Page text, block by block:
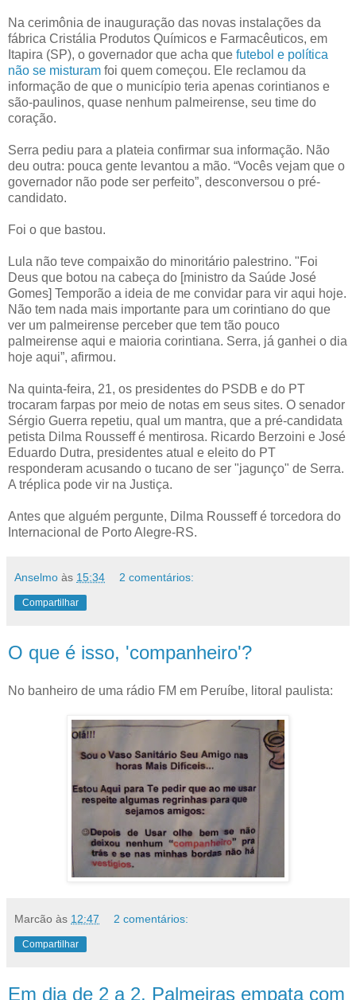
Na cerimônia de inauguração das novas instalações da
fábrica Cristália Produtos Químicos e Farmacêuticos, em
Itapira (SP), o governador que acha que futebol e política
não se misturam foi quem começou. Ele reclamou da
informação de que o município teria apenas corintianos e
são-paulinos, quase nenhum palmeirense, seu time do
coração.
Serra pediu para a plateia confirmar sua informação. Não
deu outra: pouca gente levantou a mão. “Vocês vejam que o
governador não pode ser perfeito”, desconversou o pré-
candidato.
Foi o que bastou.
Lula não teve compaixão do minoritário palestrino. "Foi
Deus que botou na cabeça do [ministro da Saúde José
Gomes] Temporão a ideia de me convidar para vir aqui hoje.
Não tem nada mais importante para um corintiano do que
ver um palmeirense perceber que tem tão pouco
palmeirense aqui e maioria corintiana. Serra, já ganhei o dia
hoje aqui”, afirmou.
Na quinta-feira, 21, os presidentes do PSDB e do PT
trocaram farpas por meio de notas em seus sites. O senador
Sérgio Guerra repetiu, qual um mantra, que a pré-candidata
petista Dilma Rousseff é mentirosa. Ricardo Berzoini e José
Eduardo Dutra, presidentes atual e eleito do PT
responderam acusando o tucano de ser "jagunço" de Serra.
A tréplica pode vir na Justiça.
Antes que alguém pergunte, Dilma Rousseff é torcedora do
Internacional de Porto Alegre-RS.
Anselmo às 15:34 2 comentários:
Compartilhar
O que é isso, 'companheiro'?
No banheiro de uma rádio FM em Peruíbe, litoral paulista:
Marcão às 12:47 2 comentários:
Compartilhar
Em dia de 2 a 2, Palmeiras empata com